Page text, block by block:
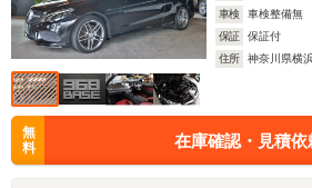
車検
車検整備無
保証
保証付
住所
神奈川県横
無
料
在庫確認・見積依